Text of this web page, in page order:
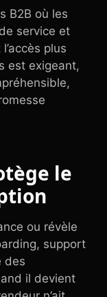
B2B où les
service et
plus
est exigeant,
le
ou révèle
support
des
il devient